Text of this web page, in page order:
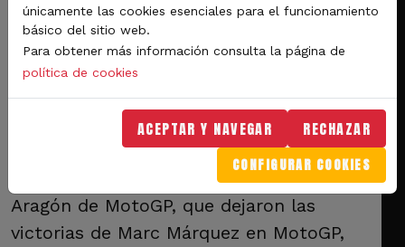
Miles de aficionados
vibran en MotorLand con
el espectáculo de MotoGP
El público disfrutó con las emocionantes
carreras del Gran Premio Movistar de
Aragón de MotoGP, que dejaron las
victorias de Marc Márquez en MotoGP,
únicamente las cookies esenciales para el funcionamiento
básico del sitio web.
Para obtener más información consulta la página de
política de cookies
ACEPTAR Y NAVEGAR RECHAZAR
CONFIGURAR COOKIES